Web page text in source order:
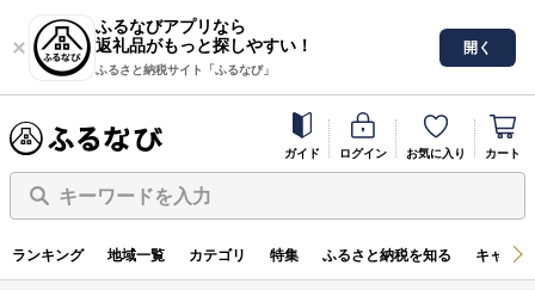
ふるなびアプリなら
返礼品がもっと探しやすい！
ふるさと納税サイト「ふるなび」
開く
ガイド ログイン お気に入り カート
キーワードを入力
ランキング 地域一覧 カテゴリ 特集 ふるさと納税を知る キャン